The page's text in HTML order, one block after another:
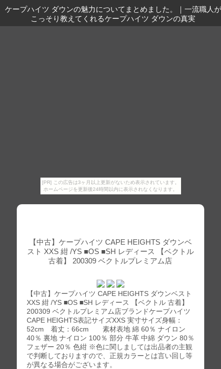
[PR] この広告は3ヶ月以上更新がないため表示されています。
ホームページを更新後24時間以内に表示されなくなります。
ケープハイツ ダウンの魅力についてまとめました。 ｜ 一流職人が
こっそり教えてくれるケープハイツ ダウンの真実
【中古】ケープハイツ CAPE HEIGHTS ダウンベ
スト XXS 紺 /YS ■OS ■SH レディース 【ベクトル
古着】 200309 ベクトルプレミアム店
【中古】ケープハイツ CAPE HEIGHTS ダウンベスト
XXS 紺 /YS ■OS ■SH レディース 【ベクトル 古着】
200309 ベクトルプレミアム店ブランドケープハイツ
CAPE HEIGHTS表記サイズXXS 実寸サイズ身幅：
52cm 着丈：66cm 素材表地 綿 60％ ナイロン
40％ 裏地 ナイロン 100％ 部分 牛革 中綿 ダウン 80％
フェザー 20％ 色紺 ※色に関しましては出品者の主観
で判断しておりますので、正規カラーとは言い回し等
が異なる場合がございます。